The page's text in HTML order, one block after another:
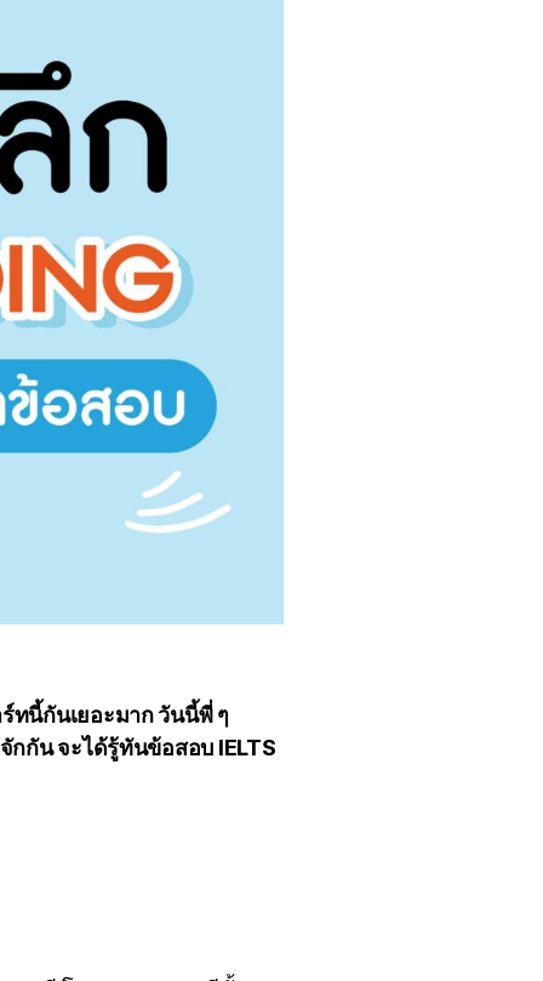
ทนี้กันเยอะมาก วันนี้พี่ ๆ
กัน จะได้รู้ทันข้อสอบ IELTS